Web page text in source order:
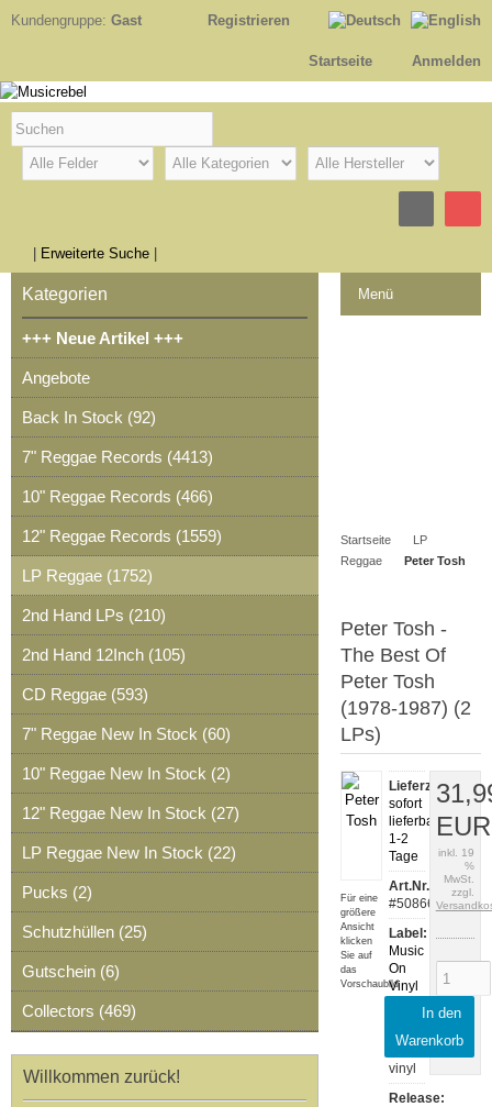
Kundengruppe: Gast Registrieren
Anmelden
Startseite
Erweiterte Suche
Menü
Startseite
LP
Reggae
Peter Tosh
Peter Tosh -
The Best Of
Peter Tosh
(1978-1987) (2
LPs)
Für eine
größere
Ansicht
klicken
Sie auf
das
Vorschaubild
Lieferzeit:
sofort
lieferbar,
1-2
Tage
Art.Nr.:
#50866
Label:
Music
On
Vinyl
Notes:
MOVLP3159,
vinyl
Release:
EUR
inkl. 19
%
MwSt.
zzgl.
In den
Warenkorb
Kategorien
+++ Neue Artikel +++
Angebote
Back In Stock (92)
7" Reggae Records (4413)
10" Reggae Records (466)
12" Reggae Records (1559)
LP Reggae (1752)
2nd Hand LPs (210)
2nd Hand 12Inch (105)
CD Reggae (593)
7" Reggae New In Stock (60)
10" Reggae New In Stock (2)
12" Reggae New In Stock (27)
LP Reggae New In Stock (22)
Pucks (2)
Schutzhüllen (25)
Gutschein (6)
Collectors (469)
Willkommen zurück!